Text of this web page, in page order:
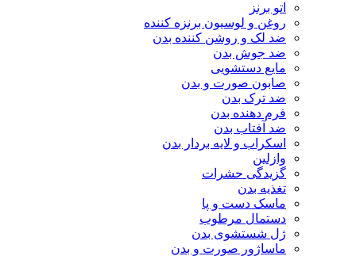
اتو برنز
روغن و لوسیون برنزه کننده
ضد لک و روشن کننده بدن
ضد جوش بدن
مایع دستشویی
صابون صورت و بدن
ضد ترک بدن
فرم دهنده بدن
ضد آفتاب بدن
اسکراب و لایه بردار بدن
وازلین
گزیدگی حشرات
تغذیه بدن
ماسک دست و پا
دستمال مرطوب
ژل شستشوی بدن
ماساژور صورت و بدن